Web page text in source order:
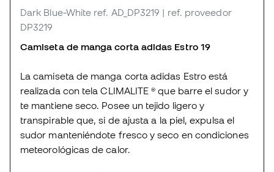
Dark Blue-White ref. AD_DP3219 | ref. proveedor
DP3219
Camiseta de manga corta adidas Estro 19
La camiseta de manga corta adidas Estro está
realizada con tela CLIMALITE ® que barre el sudor y
te mantiene seco. Posee un tejido ligero y
transpirable que, si de ajusta a la piel, expulsa el
sudor manteniéndote fresco y seco en condiciones
meteorológicas de calor.